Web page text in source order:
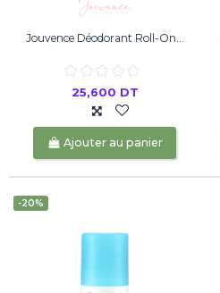
Jouvence Déodorant Roll-On...
25,600 DT
Ajouter au panier
-20%